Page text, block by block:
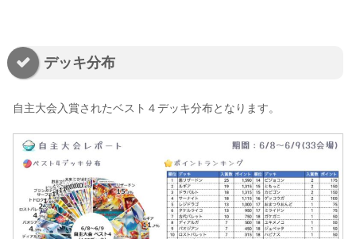
デッキ分布
自主大会入賞されたベスト４デッキ分布となります。